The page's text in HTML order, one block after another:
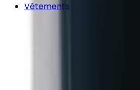
Vêtements